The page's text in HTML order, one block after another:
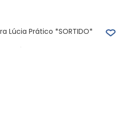
Lúcia Prático *SORTIDO*